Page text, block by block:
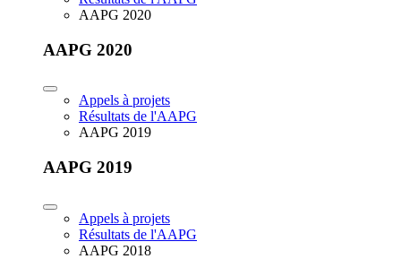
AAPG 2020
AAPG 2020
Appels à projets
Résultats de l'AAPG
AAPG 2019
AAPG 2019
Appels à projets
Résultats de l'AAPG
AAPG 2018